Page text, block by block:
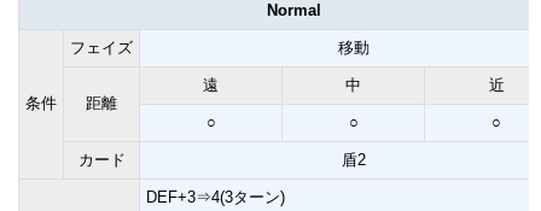
Normal
条件
フェイズ 移動
距離
遠 中 近
○ ○ ○
カード 盾2
DEF+3⇒4(3ターン)